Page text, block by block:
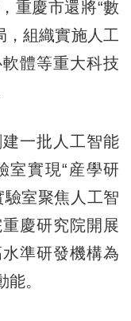
慶市還將“數
，組織實施人工
體等重大科技
一批人工智能
室實現“産學研
驗室聚焦人工智
慶研究院開展
準研發機構為
。